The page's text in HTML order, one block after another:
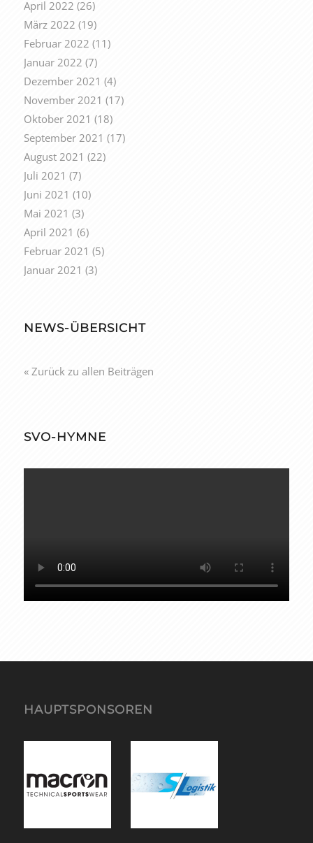
April 2022 (26)
März 2022 (19)
Februar 2022 (11)
Januar 2022 (7)
Dezember 2021 (4)
November 2021 (17)
Oktober 2021 (18)
September 2021 (17)
August 2021 (22)
Juli 2021 (7)
Juni 2021 (10)
Mai 2021 (3)
April 2021 (6)
Februar 2021 (5)
Januar 2021 (3)
NEWS-ÜBERSICHT
« Zurück zu allen Beiträgen
SVO-HYMNE
HAUPTSPONSOREN